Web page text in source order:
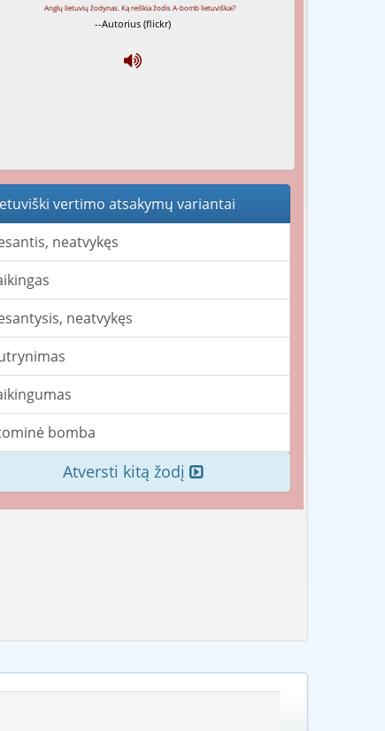
--Autorius (flickr)
vertimo atsakymų variantai
neatvykęs
neatvykęs
bomba
Atversti kitą žodį